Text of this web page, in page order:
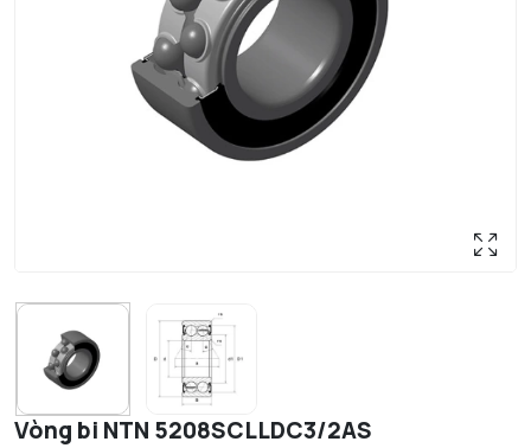
Vòng bi NTN 5208SCLLDC3/2AS